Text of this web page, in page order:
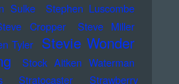
Sulke Stephen Luscombe
Cropper
Steve Miller
Tyler Stevie Wonder
Stock Aitken Waterman
Stratocaster
Strawberry